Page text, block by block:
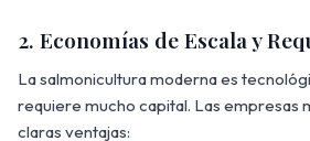
2. Economías de Escala y
La salmonicultura moderna es
requiere mucho capital. Las empresas
claras ventajas: